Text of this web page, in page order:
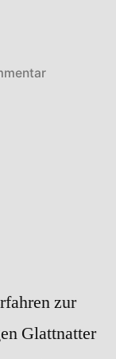
zu
zur
Glattnatter